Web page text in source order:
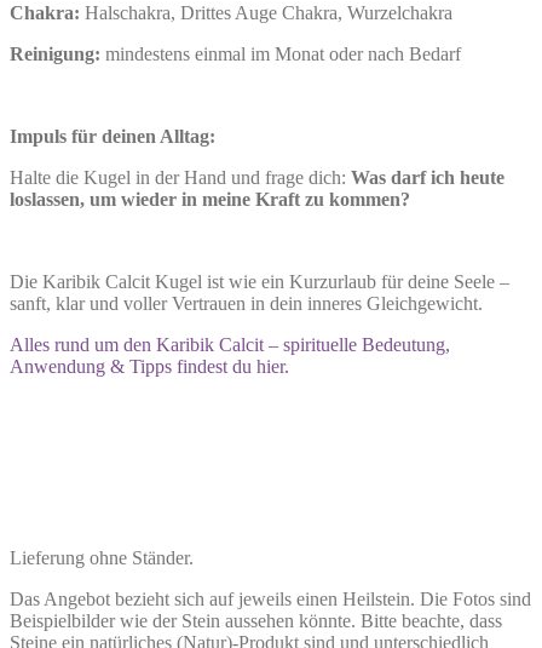
Chakra: Halschakra, Drittes Auge Chakra, Wurzelchakra
Reinigung: mindestens einmal im Monat oder nach Bedarf
Impuls für deinen Alltag:
Halte die Kugel in der Hand und frage dich: Was darf ich heute
loslassen, um wieder in meine Kraft zu kommen?
Die Karibik Calcit Kugel ist wie ein Kurzurlaub für deine Seele –
sanft, klar und voller Vertrauen in dein inneres Gleichgewicht.
Alles rund um den Karibik Calcit – spirituelle Bedeutung,
Anwendung & Tipps findest du hier.
Lieferung ohne Ständer.
Das Angebot bezieht sich auf jeweils einen Heilstein. Die Fotos sind
Beispielbilder wie der Stein aussehen könnte. Bitte beachte, dass
Steine ein natürliches (Natur)-Produkt sind und unterschiedlich